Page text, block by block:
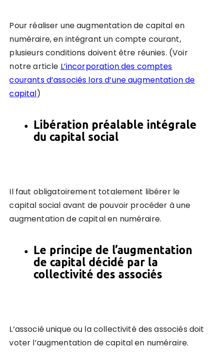
Pour réaliser une augmentation de capital en
numéraire, en intégrant un compte courant,
plusieurs conditions doivent être réunies. (Voir
notre article L’incorporation des comptes
courants d’associés lors d’une augmentation de
capital)
Libération préalable intégrale
du capital social
Il faut obligatoirement totalement libérer le
capital social avant de pouvoir procéder à une
augmentation de capital en numéraire.
Le principe de l’augmentation
de capital décidé par la
collectivité des associés
L’associé unique ou la collectivité des associés doit
voter l’augmentation de capital en numéraire.